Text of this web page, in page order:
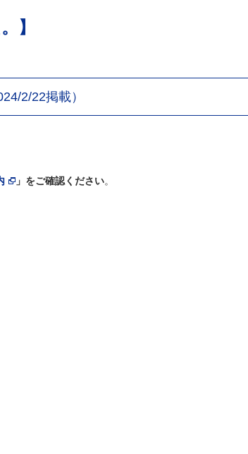
】
2/22掲載）
」をご確認ください。